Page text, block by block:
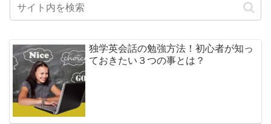
独学英会話の勉強方法！初心者が知っ
ておきたい３つの事とは？